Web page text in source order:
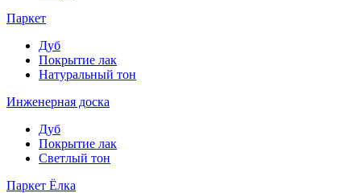
Паркет
Дуб
Покрытие лак
Натуральный тон
Инженерная доска
Дуб
Покрытие лак
Светлый тон
Паркет Ёлка